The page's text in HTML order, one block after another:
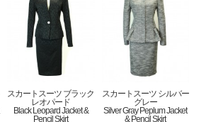
スカートスーツ ブラック
レオパード
Black Leopard Jacket &
Pencil Skirt
スカートスーツ シルバー
グレー
Silver Gray Peplum Jacket
& Pencil Skirt